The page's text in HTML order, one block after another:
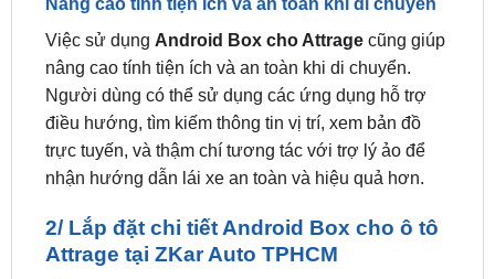
nâng cao tính tiện ích và an toàn khi di chuyển.
Người dùng có thể sử dụng các ứng dụng hỗ trợ
điều hướng, tìm kiếm thông tin vị trí, xem bản đồ
trực tuyến, và thậm chí tương tác với trợ lý ảo để
nhận hướng dẫn lái xe an toàn và hiệu quả hơn.
2/ Lắp đặt chi tiết Android Box cho ô tô